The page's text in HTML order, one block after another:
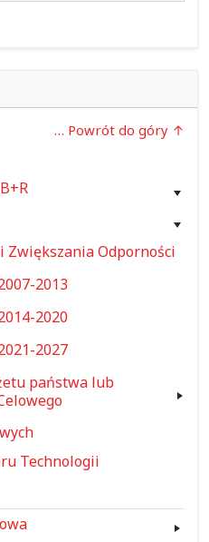
… Powrót do góry
Zwiększania Odporności
2013
2020
2027
państwa lub
Technologii